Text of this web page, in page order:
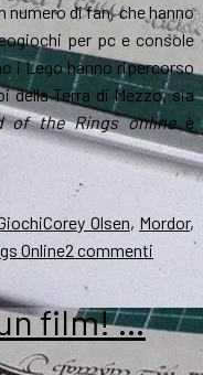
numero di fan, che hanno
per pc e console
i Lego hanno ripercorso
della Terra di Mezzo, sia
of the Rings onlineè
Tag
Corey Olsen, Mordor,
Online2 commenti
Lord
of
the
Rings
film! …